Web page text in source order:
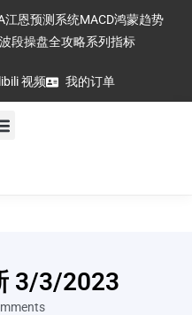
江恩预测系统MACD鸿蒙趋势
波段操盘全攻略系列指标
视频 我的订单
3/3/2023